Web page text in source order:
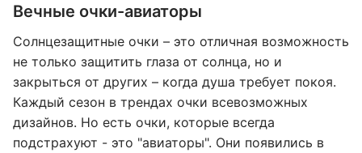
Вечные очки-авиаторы
Солнцезащитные очки – это отличная возможность
не только защитить глаза от солнца, но и
закрыться от других – когда душа требует покоя.
Каждый сезон в трендах очки всевозможных
дизайнов. Но есть очки, которые всегда
подстрахуют - это "авиаторы". Они появились в